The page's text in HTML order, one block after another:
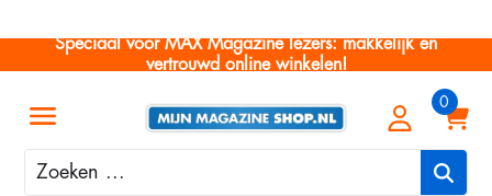
Speciaal voor MAX Magazine lezers: makkelijk en
vertrouwd online winkelen!
Zoeken